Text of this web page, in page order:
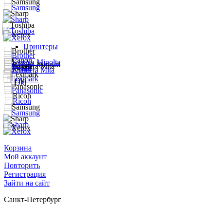
Принтеры
Корзина
Мой аккаунт
Повторить
Регистрация
Зайти на сайт
Санкт-Петербург